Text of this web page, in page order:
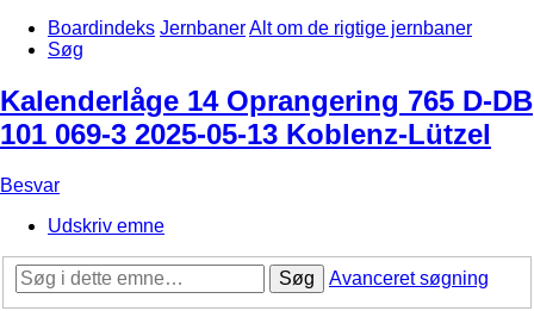
Boardindeks JernbanerAlt om de rigtige jernbaner
Søg
Kalenderlåge 14 Oprangering 765 D-DB
101 069-3 2025-05-13 Koblenz-Lützel
Besvar
Udskriv emne
Søg
Avanceret søgning